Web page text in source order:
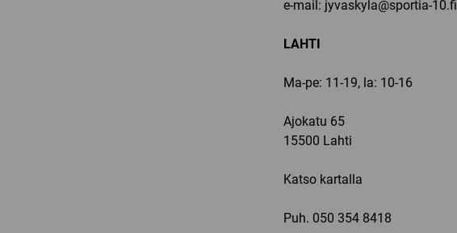
e-mail: jyvaskyla@sportia-10.fi
LAHTI
Ma-pe: 11-19, la: 10-16
Ajokatu 65
15500 Lahti
Katso kartalla
Puh. 050 354 8418